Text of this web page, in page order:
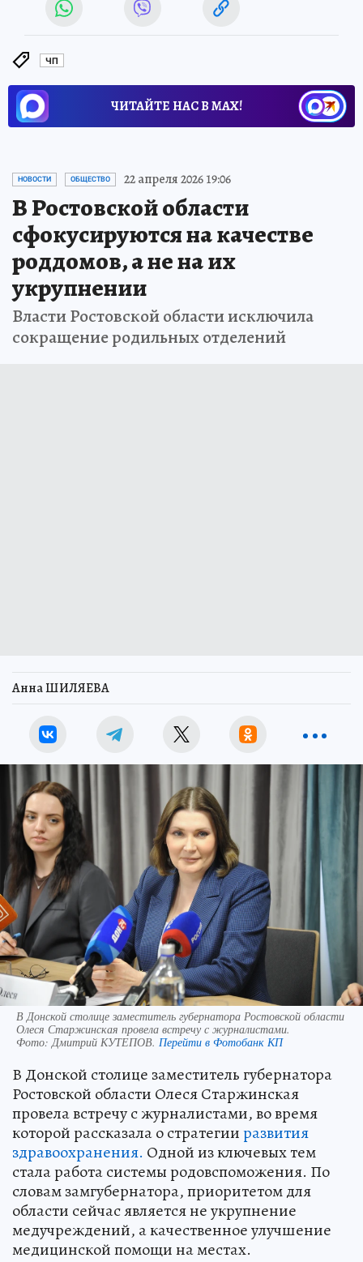
ЧП
ЧИТАЙТЕ НАС В МАХ!
НОВОСТИ ОБЩЕСТВО 22 апреля 2026 19:06
В Ростовской области
сфокусируются на качестве
роддомов, а не на их
укрупнении
Власти Ростовской области исключила
сокращение родильных отделений
Анна ШИЛЯЕВА
В Донской столице заместитель губернатора Ростовской области
Олеся Старжинская провела встречу с журналистами.
Фото:Дмитрий КУТЕПОВ. Перейти в Фотобанк КП
В Донской столице заместитель губернатора
Ростовской области Олеся Старжинская
провела встречу с журналистами, во время
которой рассказала о стратегииразвития
здравоохранения. Одной из ключевых тем
стала работа системы родовспоможения. По
словам замгубернатора, приоритетом для
области сейчас является не укрупнение
медучреждений, а качественное улучшение
медицинской помощи на местах.